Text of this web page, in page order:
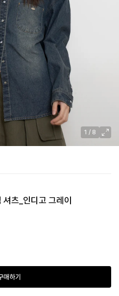
1 / 8
츠_인디고 그레이
매하기